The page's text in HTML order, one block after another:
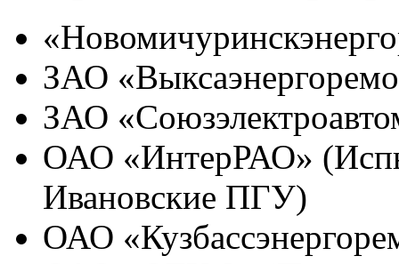
ЗАО
ЗАО
ОАО «ИнтерРАО»
Ивановские ПГУ)
ОАО